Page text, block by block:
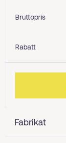
Fabrikat
Bruttopris
Rabatt